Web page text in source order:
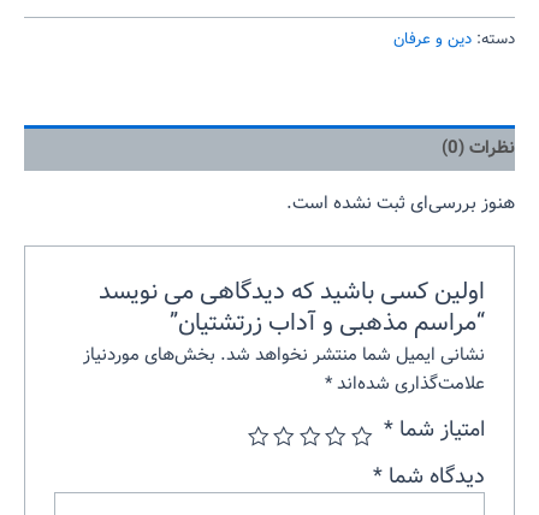
دسته: دین و عرفان
نظرات (0)
هنوز بررسی‌ای ثبت نشده است.
اولین کسی باشید که دیدگاهی می نویسد
“مراسم مذهبی و آداب زرتشتیان”
نشانی ایمیل شما منتشر نخواهد شد. بخش‌های موردنیاز
علامت‌گذاری شده‌اند*
امتیاز شما*
دیدگاه شما*